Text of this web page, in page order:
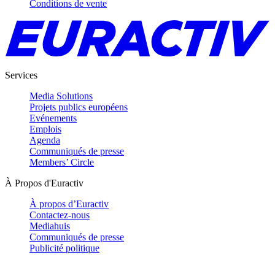
Conditions de vente
Services
Media Solutions
Projets publics européens
Evénements
Emplois
Agenda
Communiqués de presse
Members’ Circle
À Propos d'Euractiv
À propos d’Euractiv
Contactez-nous
Mediahuis
Communiqués de presse
Publicité politique